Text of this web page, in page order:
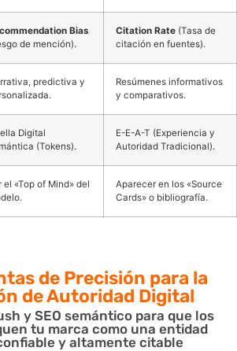
Bias
de mención).
Citation Rate (Tasa de
citación en fuentes).
predictiva y
Resúmenes informativos
y comparativos.
Digital
(Tokens).
E-E-A-T (Experiencia y
Autoridad Tradicional).
el «Top of Mind» del
Aparecer en los «Source
Cards» o bibliografía.
de Precisión para la
de Autoridad Digital
y SEO semántico para que los
tu marca como una entidad
y altamente citable